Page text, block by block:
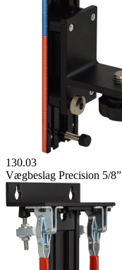
130.03
Vægbeslag Precision 5/8”